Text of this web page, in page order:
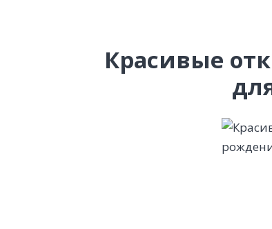
Красивые